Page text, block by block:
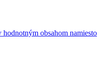
obsahom namiesto